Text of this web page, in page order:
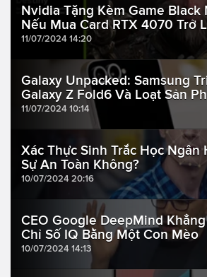
Nvidia Tặng Kèm Game Black
Nếu Mua Card RTX 4070 Trở
11/07/2024 14:20
Galaxy Unpacked: Samsung
Galaxy Z Fold6 Và Loạt Sản
11/07/2024 10:14
Xác Thực Sinh Trắc Học Ngân
Sự An Toàn Không?
10/07/2024 20:16
CEO Google DeepMind
Chỉ Số IQ Bằng Một Con Mèo
10/07/2024 14:13